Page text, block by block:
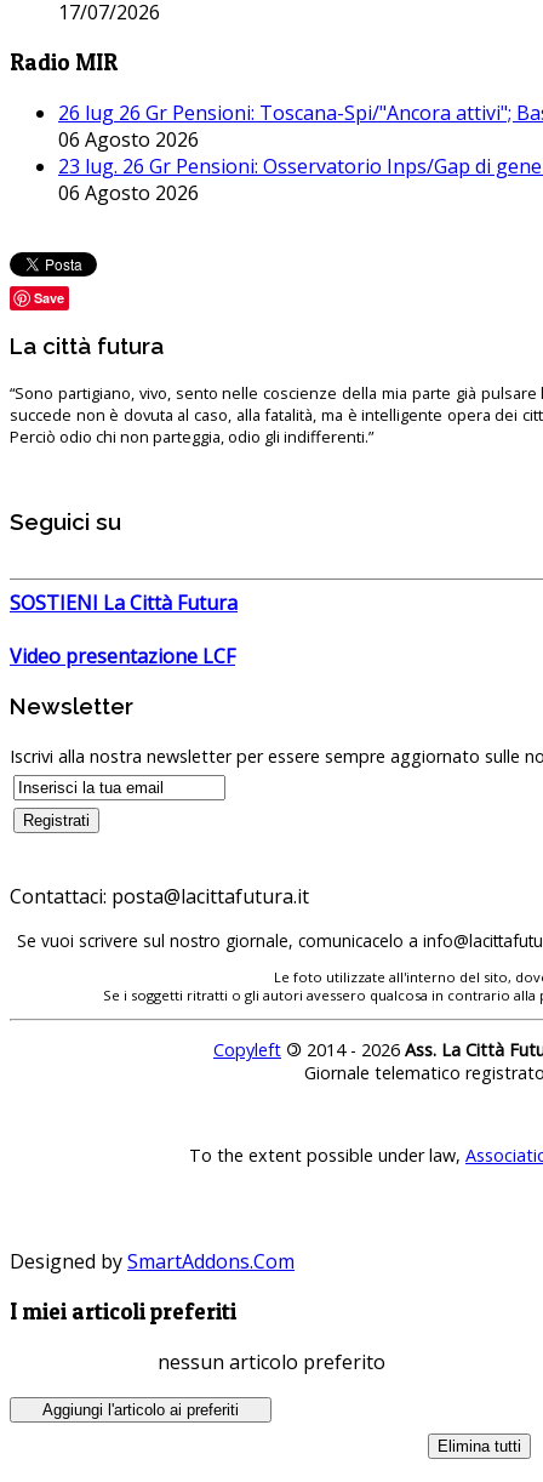
17/07/2026
Radio MIR
26 lug 26 Gr Pensioni: Toscana-Spi/"Ancora attivi";
06 Agosto 2026
23 lug. 26 Gr Pensioni: Osservatorio Inps/Gap di
06 Agosto 2026
Save
La città futura
“Sono partigiano, vivo, sento nelle coscienze della mia parte già pulsare
succede non è dovuta al caso, alla fatalità, ma è intelligente opera dei
Perciò odio chi non parteggia, odio gli indifferenti.”
Seguici su
SOSTIENI La Città Futura
Video presentazione LCF
Newsletter
Iscrivi alla nostra newsletter per essere sempre aggiornato sulle
Contattaci: posta@lacittafutura.it
Se vuoi scrivere sul nostro giornale, comunicacelo a
Le foto utilizzate all'interno del sito,
Se i soggetti ritratti o gli autori avessero qualcosa in contrario
Copyleft © 2014 - 2026 Ass. La Città
Giornale telematico
To the extent possible under law,
Designed bySmartAddons.Com
I miei articoli preferiti
nessun articolo preferito